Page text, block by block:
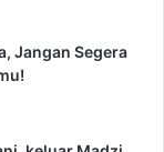
Jangan Segera